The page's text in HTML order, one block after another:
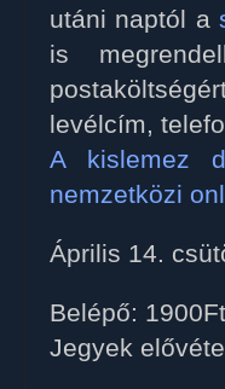
utáni naptól a
is
levélcím,
A kislemez
nemzetközi
Április 14.
Belépő: 1900Ft
Jegyek